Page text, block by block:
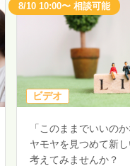
8/10 10:00〜 相談可能
ビデオ
「このままでいいの
ヤモヤを見つめて新
考えてみませんか？